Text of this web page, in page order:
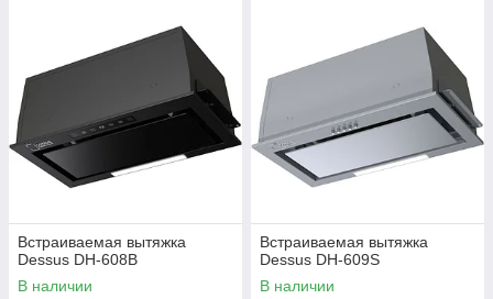
Встраиваемая вытяжка
Dessus DH-608B
В наличии
Встраиваемая вытяжка
Dessus DH-609S
В наличии